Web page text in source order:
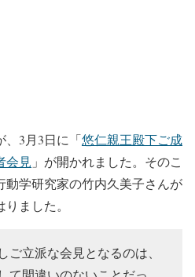
3月3日に「悠仁親王殿下ご成
会見 」が開かれました。そのこ
動学研究家の竹内久美子さんが
ました。
立派な会見となるのは、